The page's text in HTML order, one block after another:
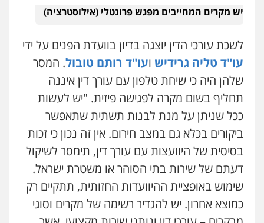
יש מקרים המחייבים מפגש פרונטלי (אילוסטרציה)
לשכת עורכי הדין יוצגה בדיון בוועדת הפנים על ידי
עו"ד טליה גרידיש ועו"ד רותם טובול. המסר
שלהן היה כי שיחת טלפון עם עורך דין איננה
תחליף בשום מקרה לפגישה פיזית. "יש לעשות
ככל שניתן על מנת לבנות תשתית שתאפשר
ביקורים בכלא גם במצב חירום. אין זה נכון כי זכות
בסיסית של היוועצות עם עורך דין, תימסר לשיקול
דעתם של שירות בתי הסוהר או משטרת ישראל.
שימוש באופציית ההיוועדות החזותית, תתקיים רק
כמוצא אחרון. יש להגדיר רשימה של מקרים וסוגי